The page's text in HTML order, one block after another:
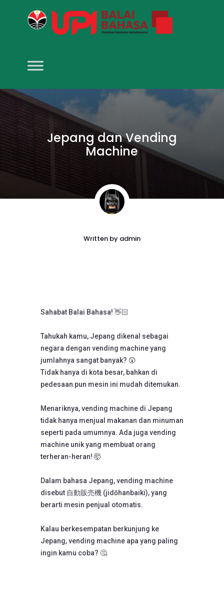
Jepang dan Vending
Machine
Written by admin
Sahabat Balai Bahasa! 👋🏻
Tahukah kamu, Jepang dikenal sebagai
negara dengan vending machine yang
jumlahnya sangat banyak? 😲
Tidak hanya di kota besar, bahkan di
pedesaan pun mesin ini mudah ditemukan.
Menariknya, vending machine di Jepang
tidak hanya menjual makanan dan minuman
seperti pada umumnya. Ada juga vending
machine unik yang membuat orang
terheran-heran! 🤯
Dalam bahasa Jepang, vending machine
disebut 自動販売機 (jidōhanbaiki), yang
berarti mesin penjual otomatis.
Kalau berkesempatan berkunjung ke
Jepang, vending machine apa yang paling
ingin kamu coba? 🤔